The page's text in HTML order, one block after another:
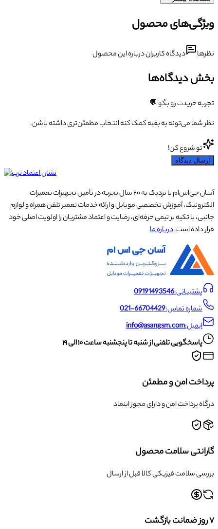
ویژگی‌های محصول
نظرها دیدگاه کاربران درباره این محصول
بخش دیدگاه‌ها
تجربه خریدت رو بگو 💬
نظر شما می‌تونه به بقیه کمک کنه انتخاب مطمئن‌تری داشته باشن.
تو شروع کن!
ارسال دیدگاه
آسان جی‌اس‌ام با نزدیک به ۲۰ سال تجربه در تأمین تجهیزات تعمیرات
الکترونیک، آموزش تخصصی موبایل و ارائه خدمات تعمیر تلفن همراه و لوازم
جانبی، با تکیه بر تیمی حرفه‌ای، رضایت و اعتماد مشتریان را اولویت اصلی خود
قرار داده است.درباره ما
پشتیبانی:09191493546
شماره تماس:021-66704429
ایمیل:info@asangsm.com
پاسخگویی تلفنی از شنبه تا پنجشنبه ساعت ۱۰ الی ۱۹
پرداخت امن و مطمئن
درگاه پرداخت امن و دارای مجوز اینماد
گارانتی سلامت محصول
بررسی سلامت فیزیکی کالا قبل از ارسال
۷ روز ضمانت بازگشت